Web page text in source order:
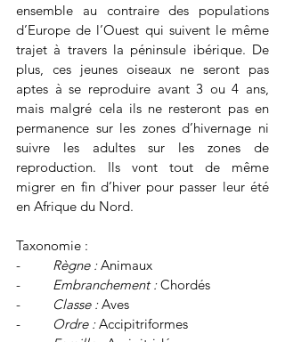
ensemble au contraire des populations
d’Europe de l’Ouest qui suivent le même
trajet à travers la péninsule ibérique. De
plus, ces jeunes oiseaux ne seront pas
aptes à se reproduire avant 3 ou 4 ans,
mais malgré cela ils ne resteront pas en
permanence sur les zones d’hivernage ni
suivre les adultes sur les zones de
reproduction. Ils vont tout de même
migrer en fin d’hiver pour passer leur été
en Afrique du Nord.
Taxonomie :
- Règne : Animaux
- Embranchement : Chordés
-
Classe : Aves
-
Ordre : Accipitriformes